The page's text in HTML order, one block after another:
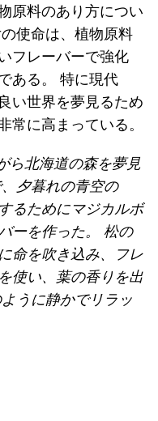
原料のあり方につい
使命は、植物原料
フレーバーで強化
ある。 特に現代
い世界を夢見るため
常に高まっている。
ら北海道の森を夢見
夕暮れの青空の
るためにマジカルボ
ーを作った。 松の
命を吹き込み、フレ
使い、葉の香りを出
うに静かでリラッ